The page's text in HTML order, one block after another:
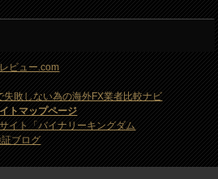
ビュー.com
敗しない為の海外FX業者比較ナビ
トマップページ
イト「バイナリーキングダム
ブログ